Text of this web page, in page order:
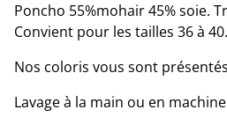
Poncho 55%mohair 45% soie.
Convient pour les tailles 36 à 40.
Nos coloris vous sont
Lavage à la main ou en